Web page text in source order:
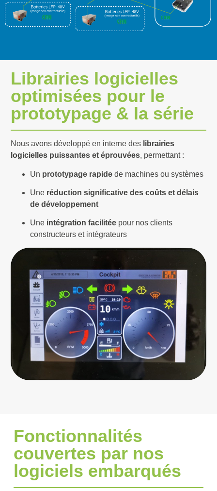
Librairies logicielles
optimisées pour le
prototypage & la série
Nous avons développé en interne des librairies
logicielles puissantes et éprouvées, permettant :
Un prototypage rapide de machines ou systèmes
Une réduction significative des coûts et délais
de développement
Une intégration facilitée pour nos clients
constructeurs et intégrateurs
Fonctionnalités
couvertes par nos
logiciels embarqués